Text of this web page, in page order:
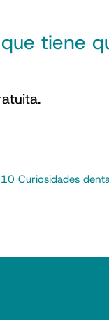
tiene
10 Curiosidades